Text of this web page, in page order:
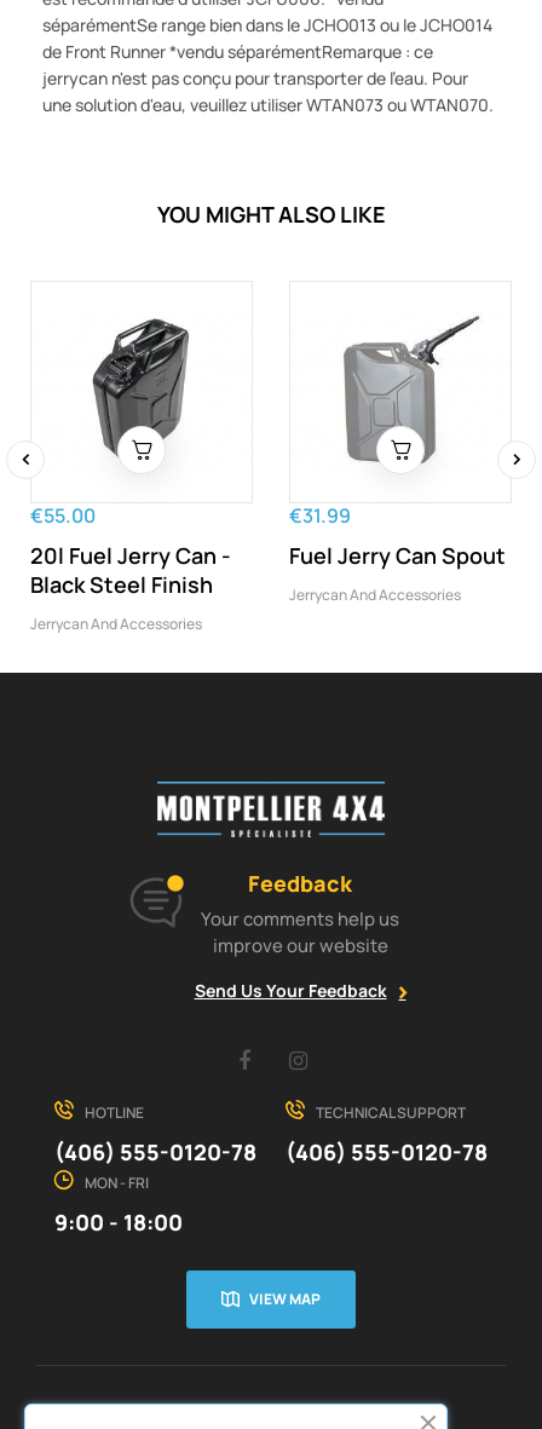
séparémentSe range bien dans le JCHO013 ou le JCHO014
de Front Runner *vendu séparémentRemarque : ce
jerrycan n'est pas conçu pour transporter de l'eau. Pour
une solution d'eau, veuillez utiliser WTAN073 ou WTAN070.
YOU MIGHT ALSO LIKE
€55.00
20l Fuel Jerry Can -
Black Steel Finish
Jerrycan And Accessories
€31.99
Fuel Jerry Can Spout
Jerrycan And Accessories
‹ ›
Feedback
Your comments help us
improve our website
Send Us Your Feedback
Facebook
HOTLINE
(406) 555-0120-78
TECHNICAL SUPPORT
(406) 555-0120-78
MON - FRI
9:00 - 18:00
VIEW MAP